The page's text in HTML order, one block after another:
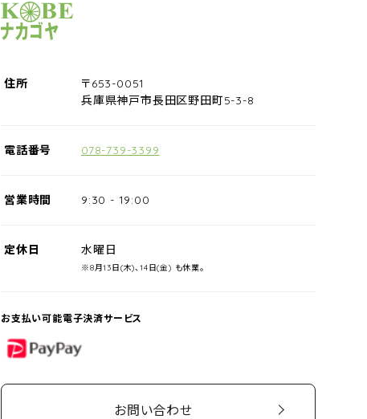
サイクルショップナカゴヤ
住所
〒653-0051
兵庫県神戸市長田区野田町5-3-8
電話番号 078-739-3399
営業時間 9:30 - 19:00
定休日 水曜日
※8月13日(木)、14日(金) も休業。
お支払い可能電子決済サービス
PayPay
お問い合わせ